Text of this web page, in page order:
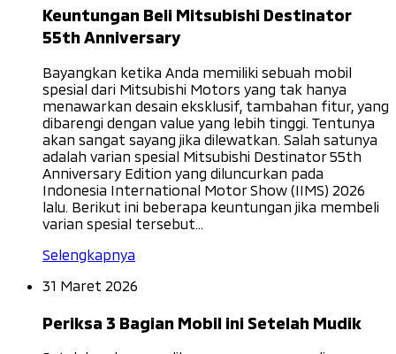
Keuntungan Beli Mitsubishi Destinator
55th Anniversary
Bayangkan ketika Anda memiliki sebuah mobil
spesial dari Mitsubishi Motors yang tak hanya
menawarkan desain eksklusif, tambahan fitur, yang
dibarengi dengan value yang lebih tinggi. Tentunya
akan sangat sayang jika dilewatkan. Salah satunya
adalah varian spesial Mitsubishi Destinator 55th
Anniversary Edition yang diluncurkan pada
Indonesia International Motor Show (IIMS) 2026
lalu. Berikut ini beberapa keuntungan jika membeli
varian spesial tersebut...
Selengkapnya
31 Maret 2026
Periksa 3 Bagian Mobil ini Setelah Mudik